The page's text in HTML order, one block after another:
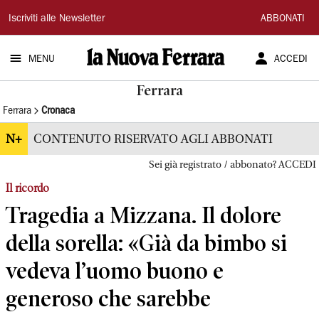
La
Nuova
Ferrara
Iscriviti alle Newsletter ABBONATI
MENU ACCEDI
Ferrara
Ferrara Cronaca
N+ CONTENUTO RISERVATO AGLI ABBONATI
Sei già registrato / abbonato? ACCEDI
Il ricordo
Tragedia a Mizzana. Il dolore
della sorella: «Già da bimbo si
vedeva l’uomo buono e
generoso che sarebbe